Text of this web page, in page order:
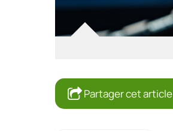
Partager cet article